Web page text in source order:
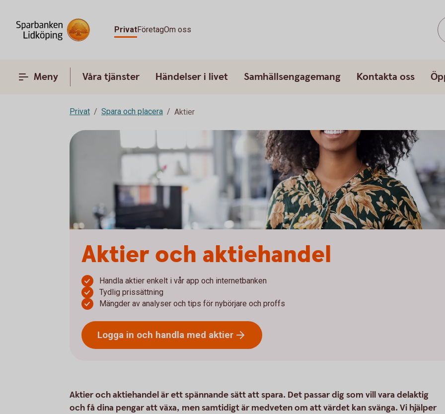
PrivatFöretagOm oss
Meny Våra tjänster Händelser i livet Samhällsengagemang Kontakta oss
Privat Spara och placera Aktier
Aktier och aktiehandel
Handla aktier enkelt i vår app och internetbanken
Tydlig prissättning
Mängder av analyser och tips för nybörjare och proffs
Logga in och handla med aktier
Aktier och aktiehandel är ett spännande sätt att spara. Det passar dig som vill vara delaktig
och få dina pengar att växa, men samtidigt är medveten om att värdet kan svänga. Vi hjälper